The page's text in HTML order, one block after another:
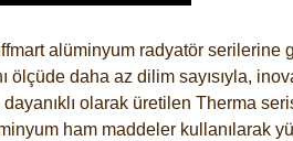
alüminyum radyatör
daha az dilim sayısıyla,
olarak üretilen Therma
ham maddeler kullanılarak